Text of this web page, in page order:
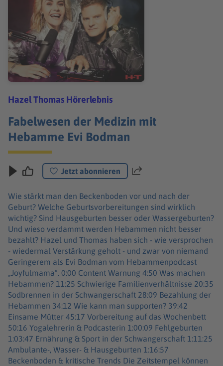
Hazel Thomas Hörerlebnis
Fabelwesen der Medizin mit
Hebamme Evi Bodman
Jetzt abonnieren Teilen
Wie stärkt man den Beckenboden vor und nach der
Geburt? Welche Geburtsvorbereitungen sind wirklich
wichtig? Sind Hausgeburten besser oder Wassergeburten?
Und wieso verdammt werden Hebammen nicht besser
bezahlt? Hazel und Thomas haben sich - wie versprochen
- wiedermal Verstärkung geholt - und zwar von niemand
Geringerem als Evi Bodman vom Hebammenpodcast
„Joyfulmama“. 0:00 Content Warnung 4:50 Was machen
Hebammen? 11:25 Schwierige Familienverhältnisse 20:35
Sodbrennen in der Schwangerschaft 28:09 Bezahlung der
Hebammen 34:12 Wie kann man supporten? 39:42
Einsame Mütter 45:17 Vorbereitung auf das Wochenbett
50:16 Yogalehrerin & Podcasterin 1:00:09 Fehlgeburten
1:03:47 Ernährung & Sport in der Schwangerschaft 1:11:25
Ambulante-, Wasser- & Hausgeburten 1:16:57
Beckenboden & kritische Trends Die Zeitstempel können